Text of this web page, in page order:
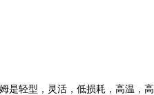
是轻型，灵活，低损耗，高温